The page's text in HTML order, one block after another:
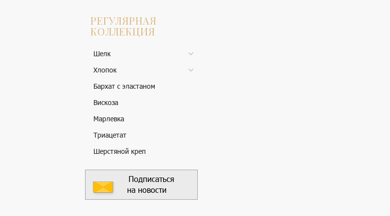
РЕГУЛЯРНАЯ
КОЛЛЕКЦИЯ
Шелк
Хлопок
Бархат с эластаном
Вискоза
Марлевка
Триацетат
Шерстяной креп
Подписаться
на новости